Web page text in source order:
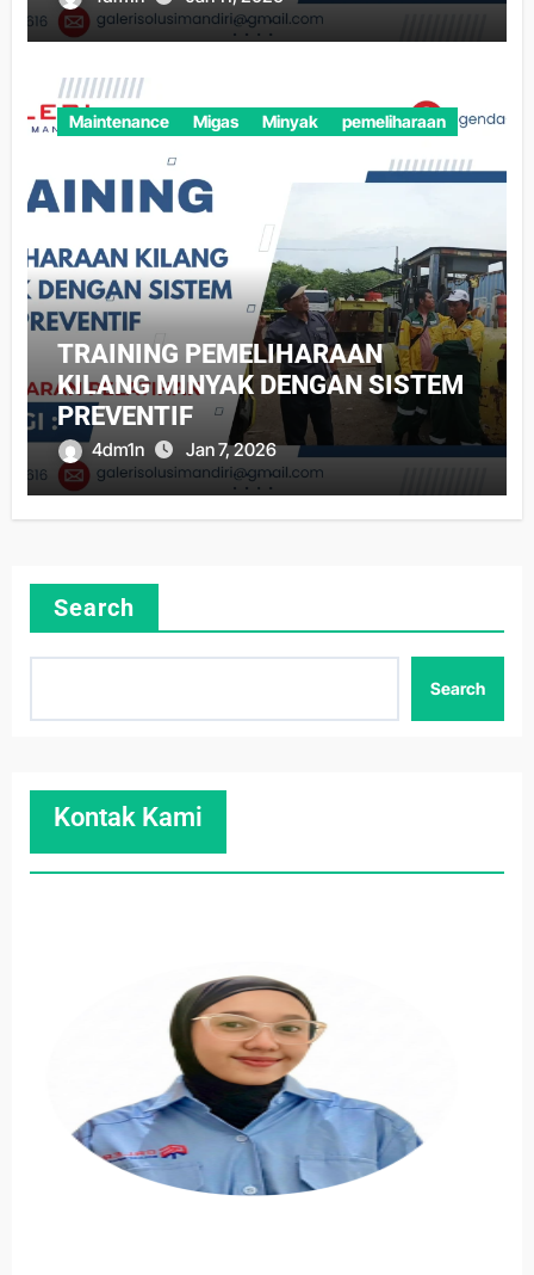
Maintenance Migas Minyak pemeliharaan
TRAINING PEMELIHARAAN
KILANG MINYAK DENGAN SISTEM
PREVENTIF
4dm1n Jan 7, 2026
Search
Search
Kontak Kami